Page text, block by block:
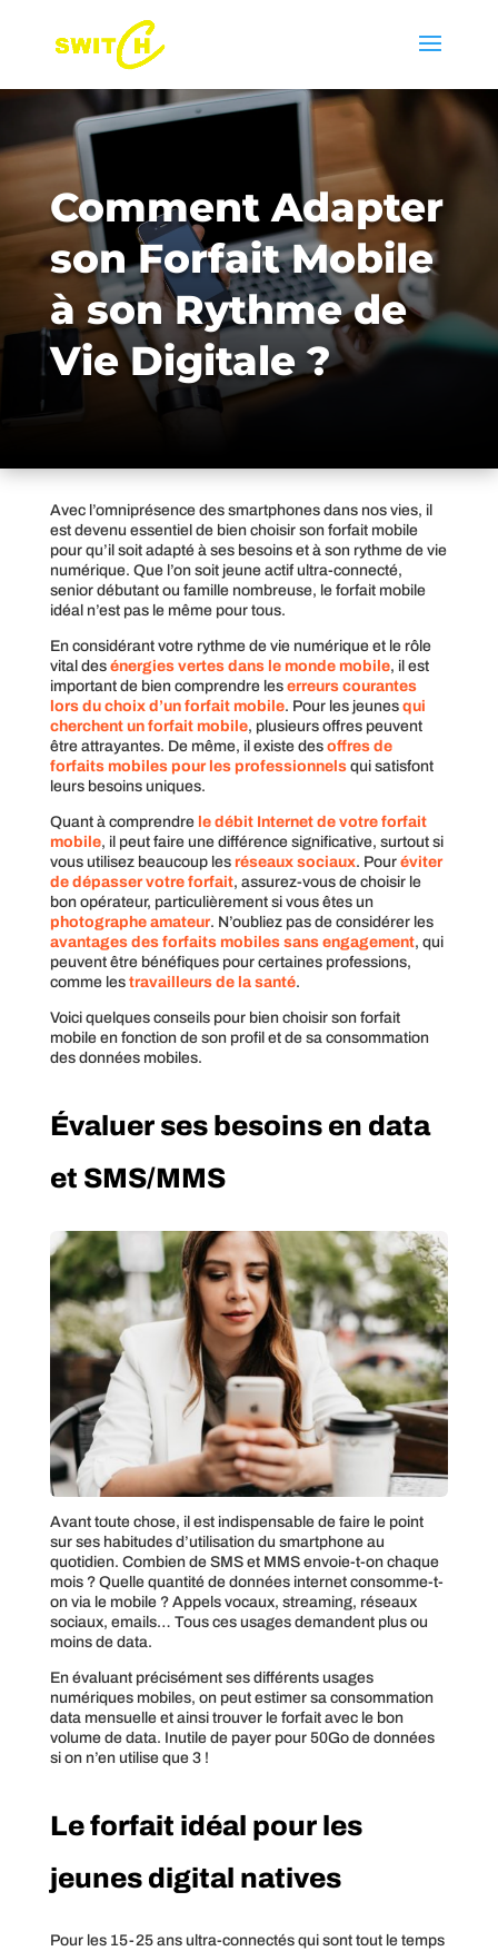
Comment Adapter
son Forfait Mobile
à son Rythme de
Vie Digitale ?
Avec l’omniprésence des smartphones dans nos vies, il
est devenu essentiel de bien choisir son forfait mobile
pour qu’il soit adapté à ses besoins et à son rythme de vie
numérique. Que l’on soit jeune actif ultra-connecté,
senior débutant ou famille nombreuse, le forfait mobile
idéal n’est pas le même pour tous.
En considérant votre rythme de vie numérique et le rôle
vital des énergies vertes dans le monde mobile, il est
important de bien comprendre les erreurs courantes
lors du choix d’un forfait mobile. Pour les jeunes qui
cherchent un forfait mobile, plusieurs offres peuvent
être attrayantes. De même, il existe des offres de
forfaits mobiles pour les professionnelsqui satisfont
leurs besoins uniques.
Quant à comprendre le débit Internet de votre forfait
mobile, il peut faire une différence significative, surtout si
vous utilisez beaucoup les réseaux sociaux. Pour éviter
de dépasser votre forfait, assurez-vous de choisir le
bon opérateur, particulièrement si vous êtes un
photographe amateur. N’oubliez pas de considérer les
avantages des forfaits mobiles sans engagement, qui
peuvent être bénéfiques pour certaines professions,
comme les travailleurs de la santé.
Voici quelques conseils pour bien choisir son forfait
mobile en fonction de son profil et de sa consommation
des données mobiles.
Évaluer ses besoins en data
et SMS/MMS
Avant toute chose, il est indispensable de faire le point
sur ses habitudes d’utilisation du smartphone au
quotidien. Combien de SMS et MMS envoie-t-on chaque
mois ? Quelle quantité de données internet consomme-t-
on via le mobile ? Appels vocaux, streaming, réseaux
sociaux, emails… Tous ces usages demandent plus ou
moins de data.
En évaluant précisément ses différents usages
numériques mobiles, on peut estimer sa consommation
data mensuelle et ainsi trouver le forfait avec le bon
volume de data. Inutile de payer pour 50Go de données
si on n’en utilise que 3 !
Le forfait idéal pour les
jeunes digital natives
Pour les 15-25 ans ultra-connectés qui sont tout le temps